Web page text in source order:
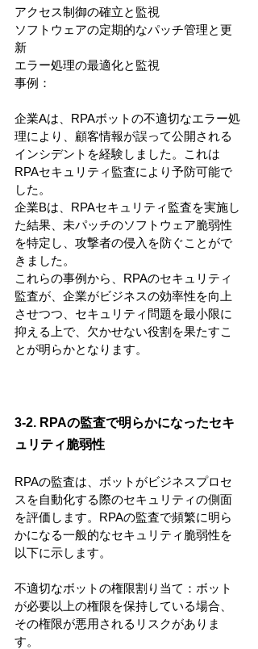
アクセス制御の確立と監視
ソフトウェアの定期的なパッチ管理と更
新
エラー処理の最適化と監視
事例：
企業Aは、RPAボットの不適切なエラー処
理により、顧客情報が誤って公開される
インシデントを経験しました。これは
RPAセキュリティ監査により予防可能で
した。
企業Bは、RPAセキュリティ監査を実施し
た結果、未パッチのソフトウェア脆弱性
を特定し、攻撃者の侵入を防ぐことがで
きました。
これらの事例から、RPAのセキュリティ
監査が、企業がビジネスの効率性を向上
させつつ、セキュリティ問題を最小限に
抑える上で、欠かせない役割を果たすこ
とが明らかとなります。
3-2. RPAの監査で明らかになったセキ
ュリティ脆弱性
RPAの監査は、ボットがビジネスプロセ
スを自動化する際のセキュリティの側面
を評価します。RPAの監査で頻繁に明ら
かになる一般的なセキュリティ脆弱性を
以下に示します。
不適切なボットの権限割り当て：ボット
が必要以上の権限を保持している場合、
その権限が悪用されるリスクがありま
す。